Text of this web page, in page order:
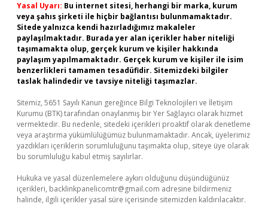
Yasal Uyarı: Bu internet sitesi, herhangi bir marka, kurum
veya şahıs şirketi ile hiçbir bağlantısı bulunmamaktadır.
Sitede yalnızca kendi hazırladığımız makaleler
paylaşılmaktadır. Burada yer alan içerikler haber niteliği
taşımamakta olup, gerçek kurum ve kişiler hakkında
paylaşım yapılmamaktadır. Gerçek kurum ve kişiler ile isim
benzerlikleri tamamen tesadüfidir. Sitemizdeki bilgiler
taslak halindedir ve tavsiye niteliği taşımazlar.
Sitemiz, 5651 Sayılı Kanun gereğince Bilgi Teknolojileri ve İletişim
Kurumu (BTK) tarafından onaylanmış bir Yer Sağlayıcı olarak hizmet
vermektedir. Bu nedenle, sitedeki içerikleri proaktif olarak denetleme
veya araştırma yükümlülüğümüz bulunmamaktadır. Ancak, üyelerimiz
yazdıkları içeriklerin sorumluluğunu taşımakta olup, siteye üye olarak
bu sorumluluğu kabul etmiş sayılırlar.
Hukuka ve yasal düzenlemelere aykırı olduğunu düşündüğünüz
içerikleri, backlinkpanelicomtr@gmail.com adresine bildirmeniz
halinde, ilgili içerikler yasal süre içerisinde sitemizden kaldırılacaktır.